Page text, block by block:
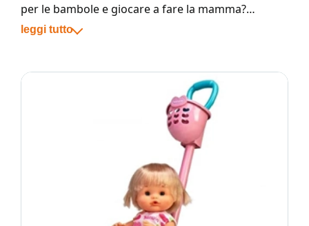
per le bambole e giocare a fare la mamma?
Confronta le offerte e scegli tra tanti accessori e
leggi tutto